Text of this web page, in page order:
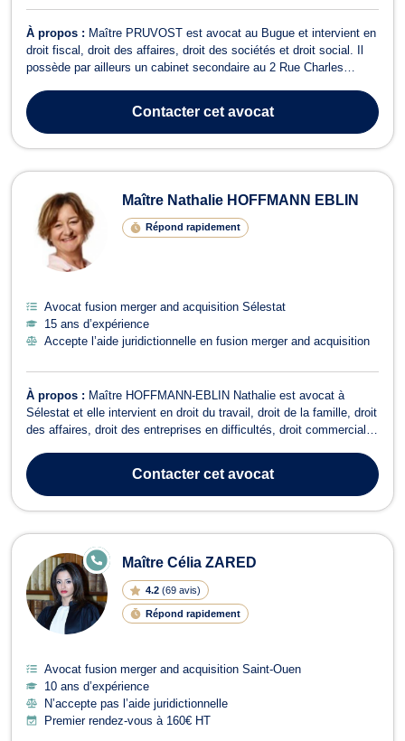
À propos : Maître PRUVOST est avocat au Bugue et intervient en
droit fiscal, droit des affaires, droit des sociétés et droit social. Il
possède par ailleurs un cabinet secondaire au 2 Rue Charles
en droit fiscal sur des questions de fiscalité des particuliers (IR,
ISF et rég...
Contactercet avocat
Maître Nathalie HOFFMANN EBLIN
Répond rapidement
Avocat fusion merger and acquisition Sélestat
15 ans d’expérience
Accepte l’aide juridictionnelle en fusion merger and acquisition
À propos : Maître HOFFMANN-EBLIN Nathalie est avocat à
Sélestat et elle intervient en droit du travail, droit de la famille, droit
des affaires, droit des entreprises en difficultés, droit commercial
représente devant le Conseil de Prud’hommes, notamment pour
des questions...
Contactercet avocat
Maître Célia ZARED
4.2 (69 avis)
Répond rapidement
E
N
LI
G
N
E
Avocat fusion merger and acquisition Saint-Ouen
10 ans d’expérience
N’accepte pas l’aide juridictionnelle
Premier rendez-vous à 160€ HT